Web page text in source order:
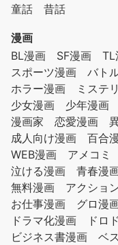
童話
昔話
漫画
BL漫画
SF漫画 TL
スポーツ漫画
バト
ホラー漫画
ミステ
少女漫画
少年漫画
漫画家
恋愛漫画
成人向け漫画
百合
WEB漫画
アメコミ
泣ける漫画
青春漫
無料漫画
アクショ
お仕事漫画
グロ漫
ドラマ化漫画
ドロ
ビジネス書漫画
ベ